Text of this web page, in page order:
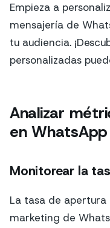
Empieza a
mensajería de
tu audiencia.
personalizadas
Analizar
en WhatsApp
Monitorear la
La tasa de apertura
marketing de